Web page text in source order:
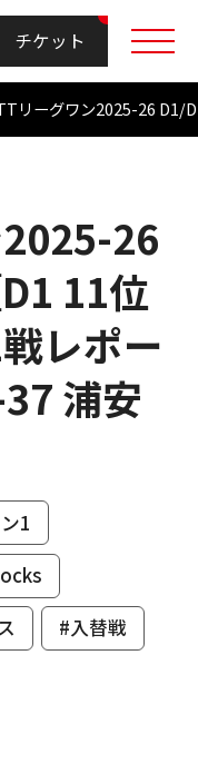
チケット
リーグワン2025-26 D1/
26
11位
レポー
浦安
1
#入替戦